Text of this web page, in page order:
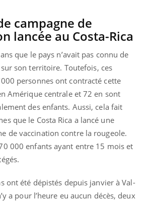
campagne de
lancée au Costa-Rica
que le pays n’avait pas connu de
son territoire. Toutefois, ces
personnes ont contracté cette
Amérique centrale et 72 en sont
des enfants. Aussi, cela fait
que le Costa Rica a lancé une
de vaccination contre la rougeole.
000 enfants ayant entre 15 mois et
ont été dépistés depuis janvier à Val-
a pour l’heure eu aucun décès, deux